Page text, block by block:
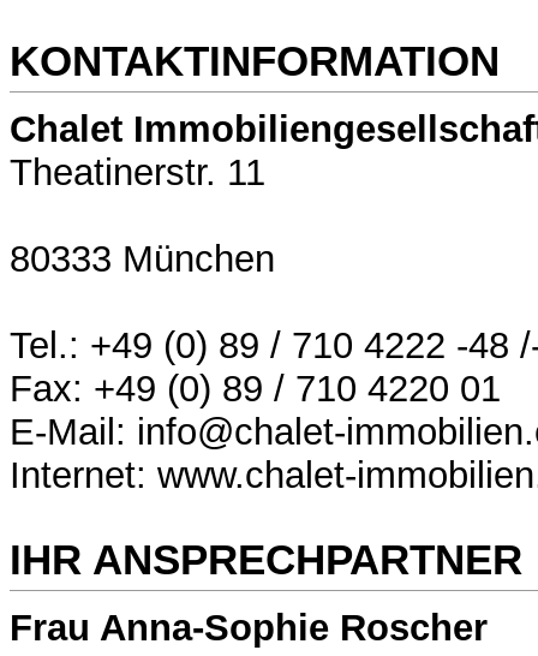
KONTAKTINFORMATION
Chalet
Theatinerstr. 11
80333 München
Tel.: +49 (0) 89 / 710 4222 -48
Fax: +49 (0) 89 / 710 4220 01
E-Mail: info@chalet-
Internet: www.chalet-
IHR ANSPRECHPARTNER
Frau Anna-Sophie Roscher